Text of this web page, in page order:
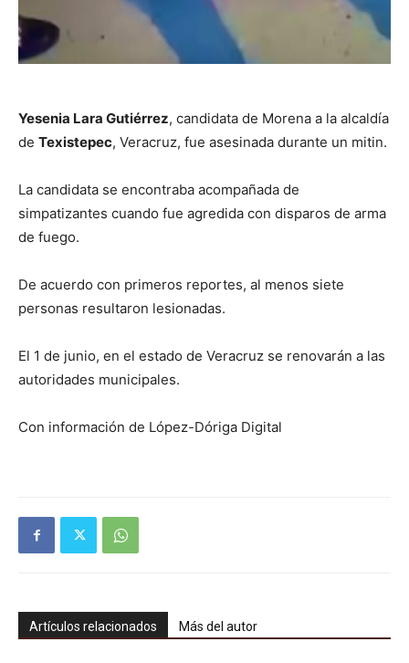
Yesenia Lara Gutiérrez, candidata de Morena a la alcaldía
de Texistepec, Veracruz, fue asesinada durante un mitin.
La candidata se encontraba acompañada de
simpatizantes cuando fue agredida con disparos de arma
de fuego.
De acuerdo con primeros reportes, al menos siete
personas resultaron lesionadas.
El 1 de junio, en el estado de Veracruz se renovarán a las
autoridades municipales.
Con información de López-Dóriga Digital
Artículos relacionados Más del autor